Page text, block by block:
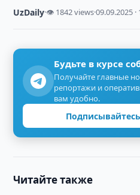
UzDaily·👁 1842 views·09.09.2025 ·
Будьте в курсе
Получайте главные
репортажи и
вам удобно.
Читайте также